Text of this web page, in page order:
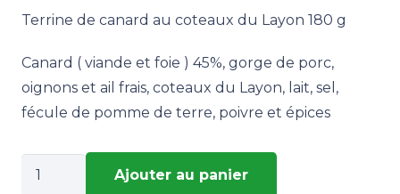
Terrine de canard au coteaux du Layon 180 g
Canard ( viande et foie ) 45%, gorge de porc,
oignons et ail frais, coteaux du Layon, lait, sel,
fécule de pomme de terre, poivre et épices
quantité
Ajouter au panier